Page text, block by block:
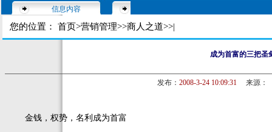
信息内容
您的位置： 首页>营销管理>>商人之道>>|
成为首富的三把圣
发布： 2008-3-24 10:09:31来源：
金钱，权势，名利成为首富